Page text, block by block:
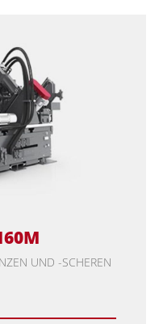
UND -SCHEREN